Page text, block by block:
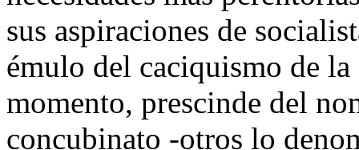
sus aspiraciones de
émulo del caciquismo de
momento, prescinde del
concubinato -otros lo